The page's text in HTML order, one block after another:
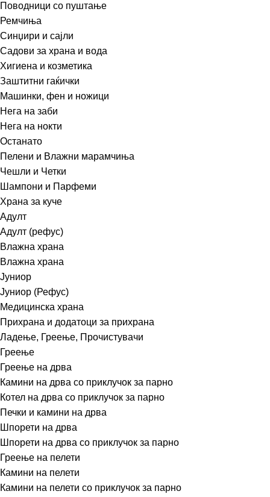
Поводници со пуштање
Ремчиња
Синџири и сајли
Садови за храна и вода
Хигиена и козметика
Заштитни гаќички
Машинки, фен и ножици
Нега на заби
Нега на нокти
Останато
Пелени и Влажни марамчиња
Чешли и Четки
Шампони и Парфеми
Храна за куче
Адулт
Адулт (рефус)
Влажна храна
Влажна храна
Јуниор
Јуниор (Рефус)
Медицинска храна
Прихрана и додатоци за прихрана
Ладење, Греење, Прочистувачи
Греење
Греење на дрва
Камини на дрва со приклучок за парно
Котел на дрва со приклучок за парно
Печки и камини на дрва
Шпорети на дрва
Шпорети на дрва со приклучок за парно
Греење на пелети
Камини на пелети
Камини на пелети со приклучок за парно